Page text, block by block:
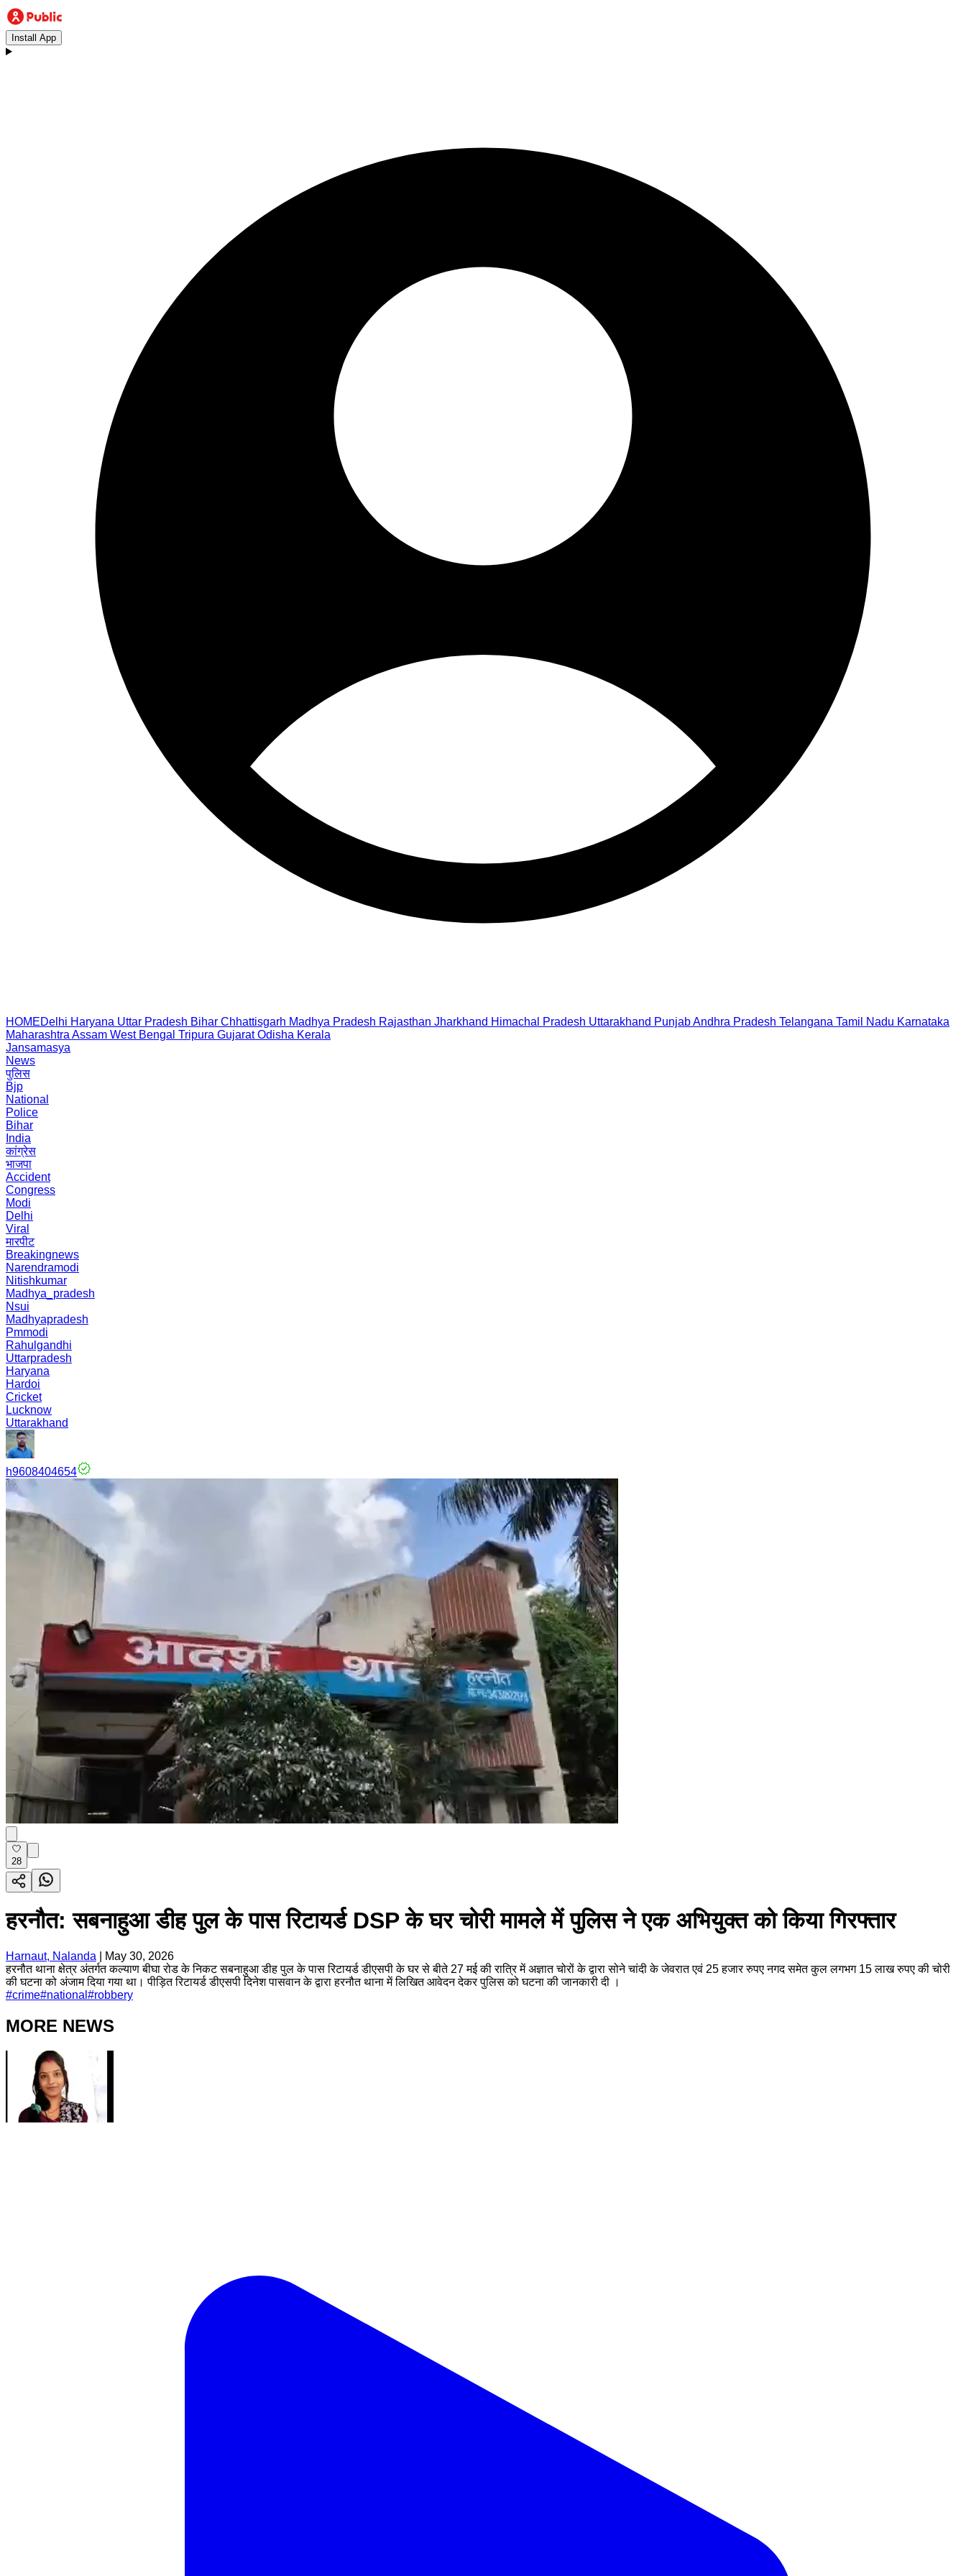
Install App
HOMEDelhi Haryana Uttar Pradesh Bihar Chhattisgarh Madhya Pradesh Rajasthan Jharkhand Himachal Pradesh Uttarakhand PunjabAndhra Pradesh Telangana Tamil Nadu Karnataka
Maharashtra Assam West Bengal Tripura Gujarat Odisha Kerala
Jansamasya
News
पुलिस
Bjp
National
Police
Bihar
India
कांग्रेस
भाजपा
Accident
Congress
Modi
Delhi
Viral
मारपीट
Breakingnews
Narendramodi
Nitishkumar
Madhya_pradesh
Nsui
Madhyapradesh
Pmmodi
Rahulgandhi
Uttarpradesh
Haryana
Hardoi
Cricket
Lucknow
Uttarakhand
h9608404654
28
हरनौत: सबनाहुआ डीह पुल के पास रिटायर्ड DSP के घर चोरी मामले में पुलिस ने एक अभियुक्त को किया गिरफ्तार
Harnaut, Nalanda
May 30, 2026
हरनौत थाना क्षेत्र अंतर्गत कल्याण बीघा रोड के निकट सबनाहुआ डीह पुल के पास रिटायर्ड डीएसपी के घर से बीते 27 मई की रात्रि में अज्ञात चोरों के द्वारा सोने चांदी के जेवरात एवं 25 हजार रुपए नगद समेत कुल लगभग 15 लाख रुपए की चोरी
की घटना को अंजाम दिया गया था। पीड़ित रिटायर्ड डीएसपी दिनेश पासवान के द्वारा हरनौत थाना में लिखित आवेदन देकर पुलिस को घटना की जानकारी दी ।
#crime#national #robbery
MORE NEWS